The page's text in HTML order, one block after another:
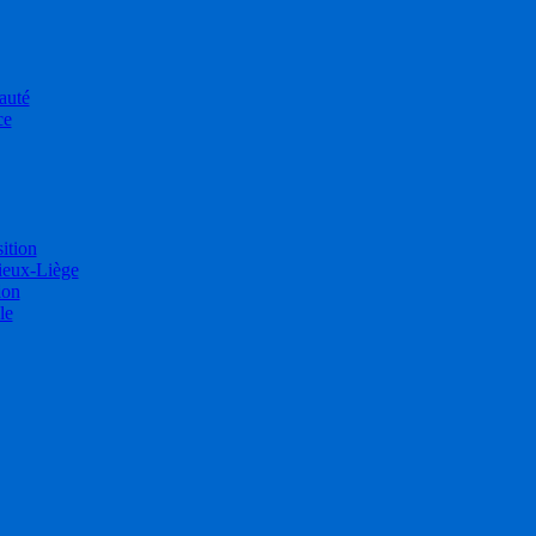
Liège